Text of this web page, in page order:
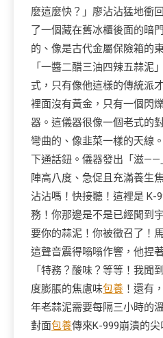
麼這麼快？」廖沾沾猛地衝
了一個藏在舊冰櫃後面的暗
的、像是古代金屬保險箱的
「一醬二醋三油四辣五蒜泥
式，只有像他這樣的傳統派
裡面沒有黃金，只有一個閃
器。這儀器很像一個老式的
彎曲的、像韭菜一樣的天線
下通話鈕。儀器發出「滋——
陣高八度、急促且充滿養生
沾沾嗎！快接聽！這裡是 K-
務！你那邊是不是已經聞到
要你的蒜泥！你被徵召了！
這聲音震得嗡嗡作響，他捏
「特務？酸味？等等！我聞
度膨脹的焦慮味包養 ！還有
年老蒜泥需要每隔三小時的
對面包養傳來K-999崩潰的